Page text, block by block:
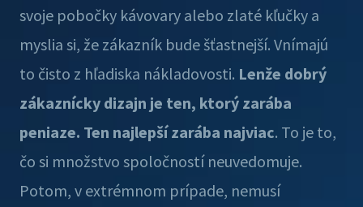
svoje pobočky kávovary alebo zlaté kľučky a
myslia si, že zákazník bude šťastnejší. Vnímajú
to čisto z hľadiska nákladovosti. Lenže dobrý
zákaznícky dizajn je ten, ktorý zarába
peniaze. Ten najlepší zarába najviac. To je to,
čo si množstvo spoločností neuvedomuje.
Potom, v extrémnom prípade, nemusí